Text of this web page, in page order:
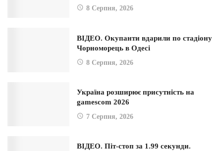
8 Серпня, 2026
ВІДЕО. Окупанти вдарили по стадіону
Чорноморець в Одесі
8 Серпня, 2026
Україна розширює присутність на
gamescom 2026
7 Серпня, 2026
ВІДЕО. Піт-стоп за 1.99 секунди.